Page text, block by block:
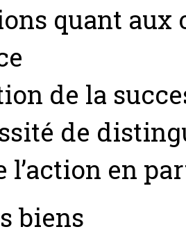
quant
de la
de
l’action en
biens